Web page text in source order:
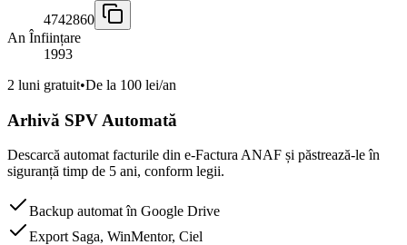
4742860
An Înființare
1993
2 luni gratuit•De la 100 lei/an
Arhivă SPV Automată
Descarcă automat facturile din e-Factura ANAF și păstrează-le în
siguranță timp de 5 ani, conform legii.
Backup automat în Google Drive
Export Saga, WinMentor, Ciel